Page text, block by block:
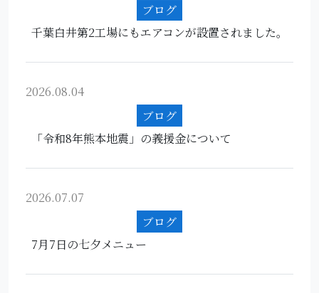
ブログ
千葉白井第2工場にもエアコンが設置されました。
2026.08.04
ブログ
「令和8年熊本地震」の義援金について
2026.07.07
ブログ
7月7日の七夕メニュー